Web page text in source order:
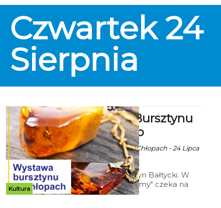
Czwartek 24
Sierpnia
Kultura
Wystawa Bursztynu
Bałtyckiego
Ala za Skarbnica w Chłopach - 24 Lipca
2023 godz. 10:13
Wystawa "Bursztyn Bałtycki. W
poszukiwaniu formy" czeka na
was do 17 września w Skarbnica w